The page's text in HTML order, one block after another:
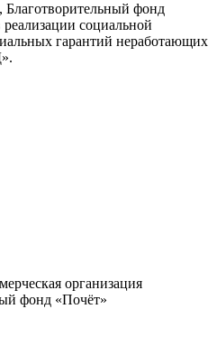
Благотворительный фонд
реализации социальной
гарантий неработающих
организация
фонд «Почёт»